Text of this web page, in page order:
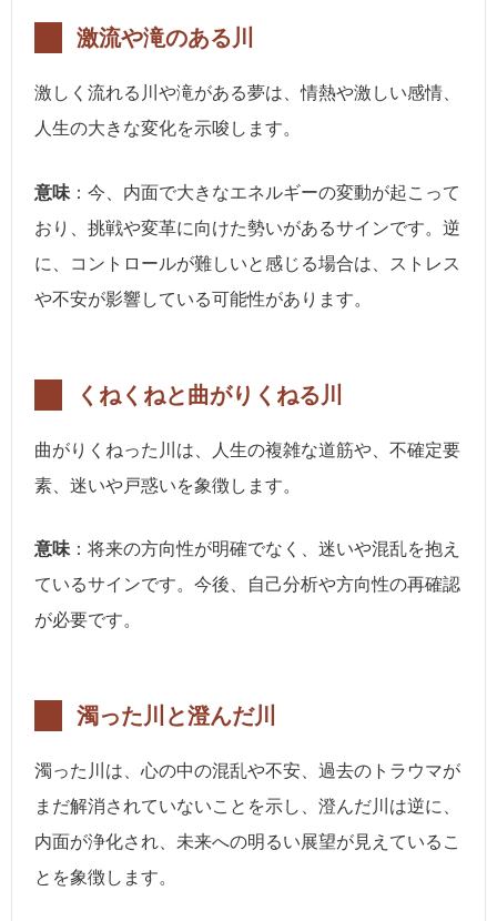
激流や滝のある川
激しく流れる川や滝がある夢は、情熱や激しい感情、
人生の大きな変化を示唆します。
意味 ：今、内面で大きなエネルギーの変動が起こって
おり、挑戦や変革に向けた勢いがあるサインです。逆
に、コントロールが難しいと感じる場合は、ストレス
や不安が影響している可能性があります。
くねくねと曲がりくねる川
曲がりくねった川は、人生の複雑な道筋や、不確定要
素、迷いや戸惑いを象徴します。
意味 ：将来の方向性が明確でなく、迷いや混乱を抱え
ているサインです。今後、自己分析や方向性の再確認
が必要です。
濁った川と澄んだ川
濁った川は、心の中の混乱や不安、過去のトラウマが
まだ解消されていないことを示し、澄んだ川は逆に、
内面が浄化され、未来への明るい展望が見えているこ
とを象徴します。